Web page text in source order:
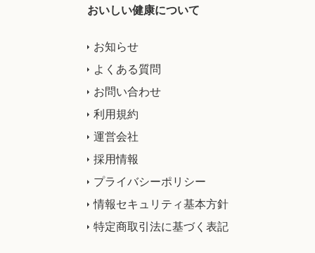
おいしい健康について
お知らせ
よくある質問
お問い合わせ
利用規約
運営会社
採用情報
プライバシーポリシー
情報セキュリティ基本方針
特定商取引法に基づく表記